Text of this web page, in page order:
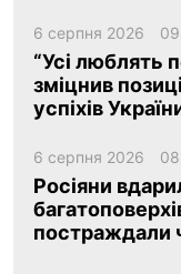
6 серпня 2026
“Усі люблять
зміцнив
успіхів
6 серпня 2026
Росіяни
постраждали